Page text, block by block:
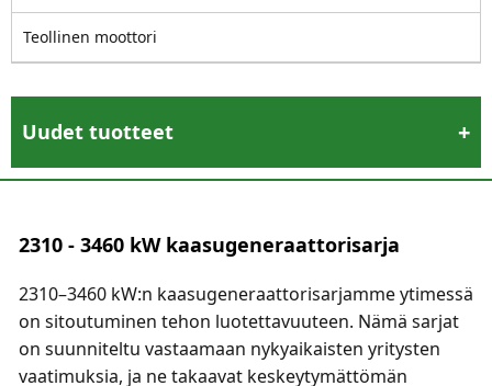
Teollinen moottori
Uudet tuotteet
2310 - 3460 kW kaasugeneraattorisarja
2310–3460 kW:n kaasugeneraattorisarjamme ytimessä
on sitoutuminen tehon luotettavuuteen. Nämä sarjat
on suunniteltu vastaamaan nykyaikaisten yritysten
vaatimuksia, ja ne takaavat keskeytymättömän